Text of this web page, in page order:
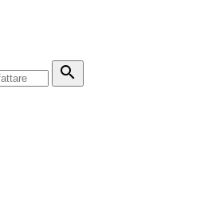
search